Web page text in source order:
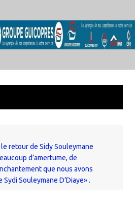
retour de Sidy Souleymane
d’amertume, de
que nous avons
Souleymane D’Diaye» .